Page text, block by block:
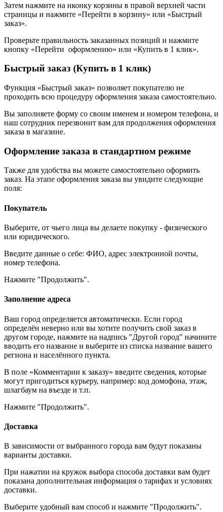
Затем нажмите на иконку корзины в правой верхней части
страницы и нажмите «Перейти в корзину» или «Быстрый
заказ».
Проверьте правильность заказанных позиций и нажмите
кнопку «Перейти оформлению» или «Купить в 1 клик».
Быстрый заказ (Купить в 1 клик)
Функция «Быстрый заказ» позволяет покупателю не
проходить всю процедуру оформления заказа самостоятельно.
Вы заполняете форму со своим именем и номером телефона, и
наш сотрудник перезвонит вам для продолжения оформления
заказа в магазине.
Оформление заказа в стандартном режиме
Также для удобства вы можете самостоятельно оформить
заказ. На этапе оформления заказа вы увидите следующие
поля:
Покупатель
Выберите, от чьего лица вы делаете покупку - физического
или юридического.
Введите данные о себе: ФИО, адрес электронной почты,
номер телефона.
Нажмите "Продолжить".
Заполнение адреса
Ваш город определяется автоматически. Если город
определён неверно или вы хотите получить свой заказ в
другом городе, нажмите на надпись "Другой город" начините
вводить его название и выберите из списка название вашего
региона и населённого пункта.
В поле «Комментарии к заказу» введите сведения, которые
могут пригодиться курьеру, например: код домофона, этаж,
шлагбаум на въезде и т.п.
Нажмите "Продолжить".
Доставка
В зависимости от выбранного города вам будут показаны
варианты доставки.
При нажатии на кружок выбора способа доставки вам будет
показана дополнительная информация о тарифах и условиях
доставки.
Выберите удобный вам способ и нажмите "Продолжить".